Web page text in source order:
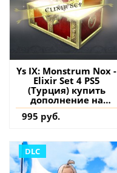
Ys IX: Monstrum Nox -
Elixir Set 4 PS5
(Турция) купить
дополнение на
аккаунт
995 руб.
DLC